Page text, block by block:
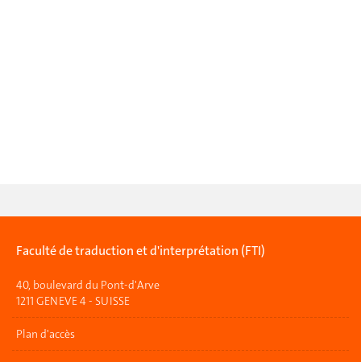
Faculté de traduction et d'interprétation (FTI)
40, boulevard du Pont-d'Arve
1211 GENEVE 4 - SUISSE
Plan d'accès